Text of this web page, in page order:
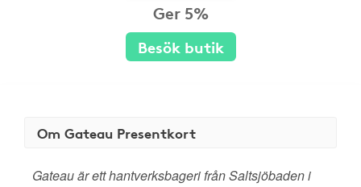
Ger 5%
Besök butik
Om Gateau Presentkort
Gateau är ett hantverksbageri från Saltsjöbaden i